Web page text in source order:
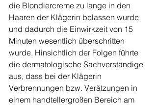
die Blondiercreme zu lange in den
Haaren der Klägerin belassen wurde
und dadurch die Einwirkzeit von 15
Minuten wesentlich überschritten
wurde. Hinsichtlich der Folgen führte
die dermatologische Sachverständige
aus, dass bei der Klägerin
Verbrennungen bzw. Verätzungen in
einem handtellergroßen Bereich am